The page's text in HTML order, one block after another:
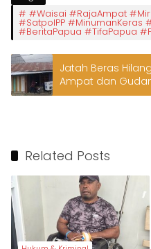
#Waisai #RajaAmpat
#SatpolPP #MinumanKeras
#BeritaPapua #TifaPapua
Jatah Beras
Ampat dan
Related Posts